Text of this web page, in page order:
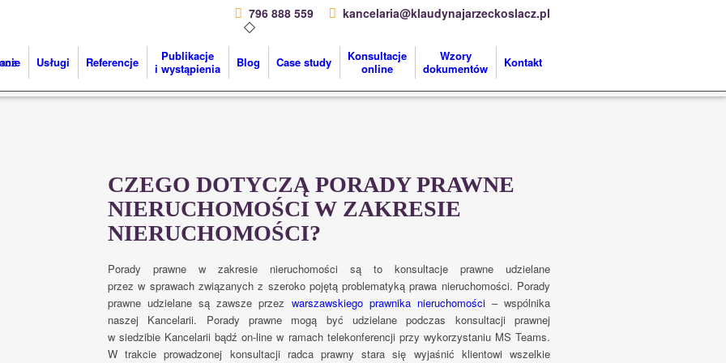
796 888 559 kancelaria@klaudynajarzeckoslacz.pl
Usługi Referencje
Publikacje
i wystąpienia
Blog Case study
Konsultacje
online
Wzory
dokumentów
Kontakt
CZEGO DOTYCZĄ PORADY PRAWNE
NIERUCHOMOŚCI W ZAKRESIE
NIERUCHOMOŚCI?
Porady prawne w zakresie nieruchomości są to konsultacje prawne udzielane
przez w sprawach związanych z szeroko pojętą problematyką prawa nieruchomości. Porady
prawne udzielane są zawsze przez warszawskiego prawnika nieruchomości– wspólnika
naszej Kancelarii. Porady prawne mogą być udzielane podczas konsultacji prawnej
w siedzibie Kancelarii bądź on-line w ramach telekonferencji przy wykorzystaniu MS Teams.
W trakcie prowadzonej konsultacji radca prawny stara się wyjaśnić klientowi wszelkie